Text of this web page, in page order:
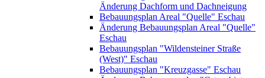
Änderung Dachform und Dachneigung
Bebauungsplan Areal "Quelle" Eschau
Änderung Bebauungsplan Areal "Quelle"
Eschau
Bebauungsplan "Wildensteiner Straße
(West)" Eschau
Bebauungsplan "Kreuzgasse" Eschau